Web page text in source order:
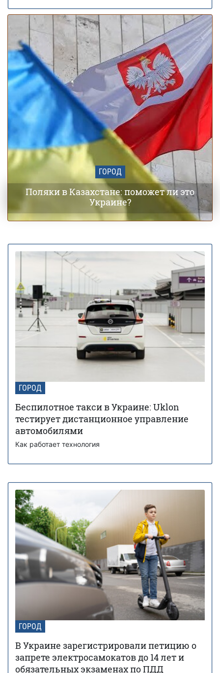
01 мая 18:24
области и даты похолодания
ГОРОД
Поляки в Казахстане: поможет ли это
Украине?
ГОРОД
Беспилотное такси в Украине: Uklon
тестирует дистанционное управление
автомобилями
Как работает технология
ГОРОД
В Украине зарегистрировали петицию о
запрете электросамокатов до 14 лет и
обязательных экзаменах по ПДД